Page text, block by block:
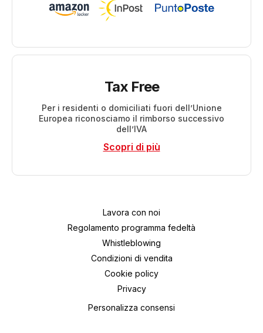
Tax Free
Per i residenti o domiciliati fuori dell’Unione
Europea riconosciamo il rimborso successivo
dell’IVA
Scopri di più
Lavora con noi
Regolamento programma fedeltà
Whistleblowing
Condizioni di vendita
Cookie policy
Privacy
Personalizza consensi